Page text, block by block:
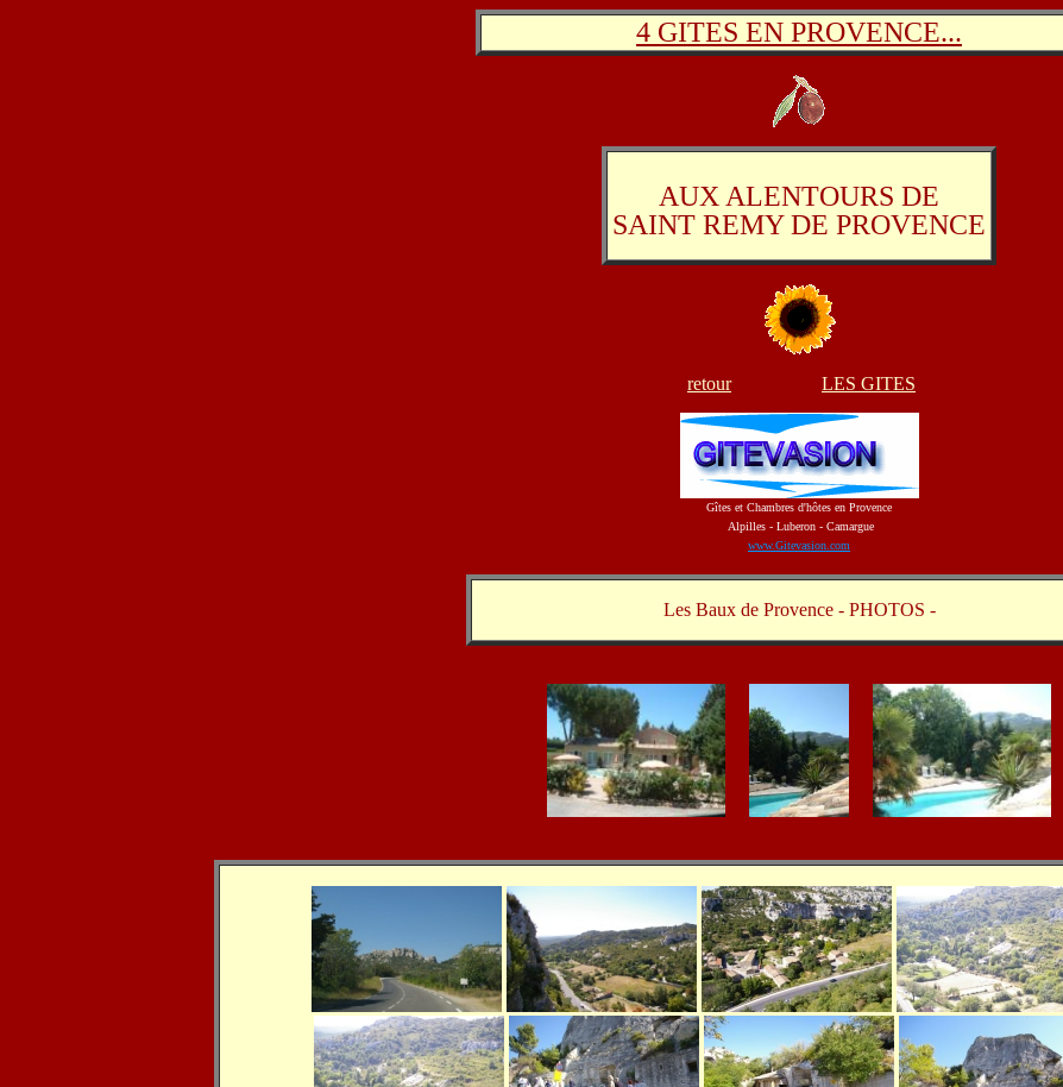
4 GITES EN PROVENCE...
AUX ALENTOURS DE
SAINT REMY DE PROVENCE
retour LES GITES
Gîtes et Chambres d'hôtes en Provence
Alpilles - Luberon - Camargue
www.Gitevasion.com
Les Baux de Provence - PHOTOS -